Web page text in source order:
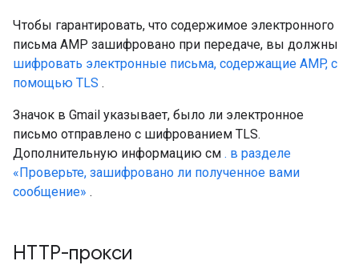
Чтобы гарантировать, что содержимое электронного
письма AMP зашифровано при передаче, вы должны
шифровать электронные письма, содержащие AMP, с
помощью TLS .
Значок в Gmail указывает, было ли электронное
письмо отправлено с шифрованием TLS.
Дополнительную информацию см . в разделе
«Проверьте, зашифровано ли полученное вами
сообщение» .
HTTP-прокси